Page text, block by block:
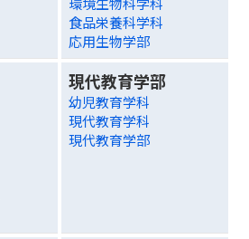
食品栄養科学科
応用生物学部
現代教育学部
幼児教育学科
現代教育学科
現代教育学部